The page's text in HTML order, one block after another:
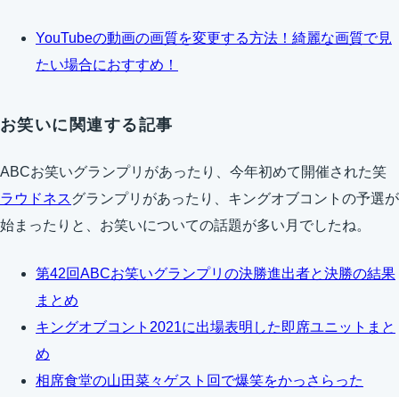
YouTubeの動画の画質を変更する方法！綺麗な画質で見
たい場合におすすめ！
お笑いに関連する記事
ABCお笑いグランプリがあったり、今年初めて開催された笑
ラウドネスグランプリがあったり、キングオブコントの予選が
始まったりと、お笑いについての話題が多い月でしたね。
第42回ABCお笑いグランプリの決勝進出者と決勝の結果
まとめ
キングオブコント2021に出場表明した即席ユニットまと
め
相席食堂の山田菜々ゲスト回で爆笑をかっさらった